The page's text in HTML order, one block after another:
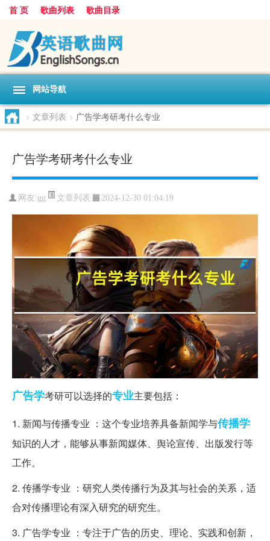
首 页 歌曲列表 歌曲目录
网站导航
> 文章列表 > 广告学考研考什么专业
广告学考研考什么专业
网友:gg 文章列表 2024-12-30 01:04:19
广告学考研可以选择的专业主要包括：
1. 新闻与传播专业 ：这个专业培养具备新闻学与传播学
知识的人才，能够从事新闻媒体、舆论宣传、出版发行等
工作。
2. 传播学专业 ：研究人类传播行为及其与社会的关系，适
合对传播理论有深入研究的研究生。
3. 广告学专业 ：专注于广告的历史、理论、实践和创新，